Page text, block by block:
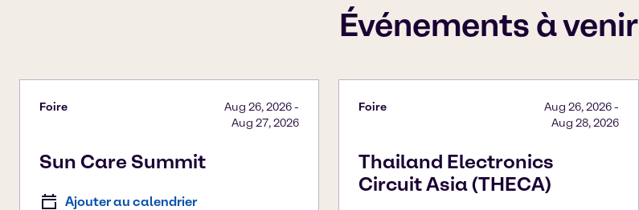
Événements à venir
Foire
Sun Care Summit
Aug 26, 2026-
Aug 27, 2026
Ajouter au calendrier
Foire
Thailand Electronics
Circuit Asia (THECA)
Aug 26, 2026-
Aug 28, 2026